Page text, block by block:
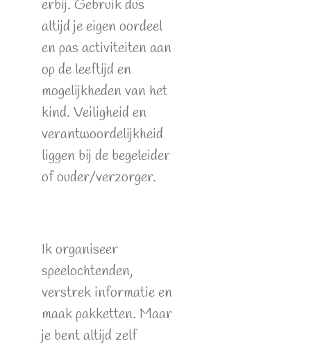
erbij. Gebruik dus
altijd je eigen oordeel
en pas activiteiten aan
op de leeftijd en
mogelijkheden van het
kind. Veiligheid en
verantwoordelijkheid
liggen bij de begeleider
of ouder/verzorger.
Ik organiseer
speelochtenden,
verstrek informatie en
maak pakketten. Maar
je bent altijd zelf